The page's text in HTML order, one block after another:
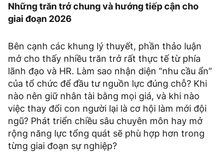
Những trăn trở chung và hướng tiếp cận cho
giai đoạn 2026
Bên cạnh các khung lý thuyết, phần thảo luận
mở cho thấy nhiều trăn trở rất thực tế từ phía
lãnh đạo và HR. Làm sao nhận diện “nhu cầu ẩn”
của tổ chức để đầu tư nguồn lực đúng chỗ? Khi
nào nên giữ nhân tài bằng mọi giá, và khi nào
việc thay đổi con người lại là cơ hội làm mới đội
ngũ? Phát triển chiều sâu chuyên môn hay mở
rộng năng lực tổng quát sẽ phù hợp hơn trong
từng giai đoạn sự nghiệp?